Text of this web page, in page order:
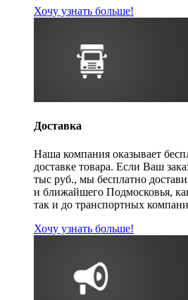
Хочу узнать больше!
Доставка
Наша компания оказывает
доставке товара. Если Ваш
тыс руб., мы бесплатно
и ближайшего Подмосковья,
так и до транспортных
Хочу узнать больше!